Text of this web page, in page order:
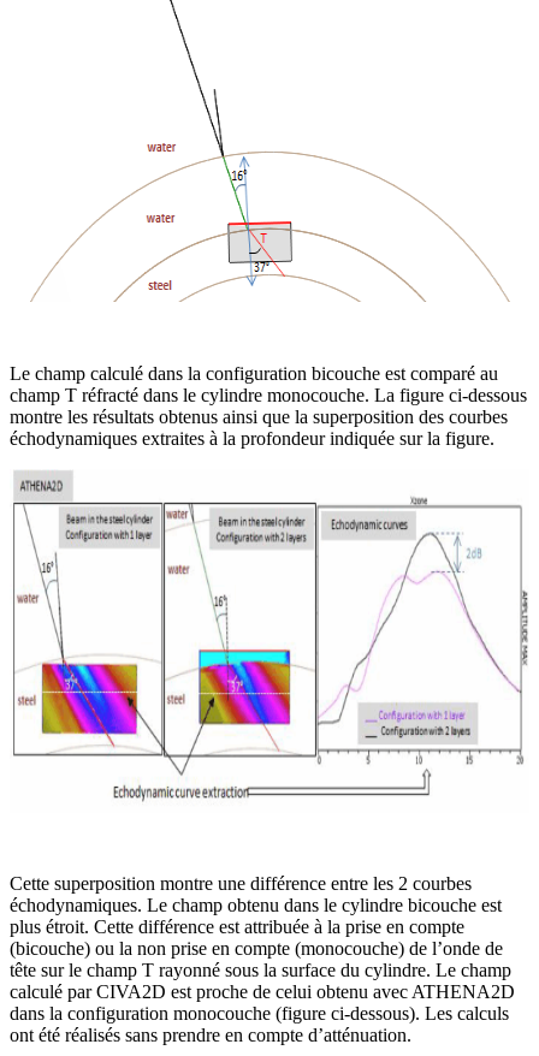
Le champ calculé dans la configuration bicouche est comparé au
champ T réfracté dans le cylindre monocouche. La figure ci-dessous
montre les résultats obtenus ainsi que la superposition des courbes
échodynamiques extraites à la profondeur indiquée sur la figure.
Cette superposition montre une différence entre les 2 courbes
échodynamiques. Le champ obtenu dans le cylindre bicouche est
plus étroit. Cette différence est attribuée à la prise en compte
(bicouche) ou la non prise en compte (monocouche) de l’onde de
tête sur le champ T rayonné sous la surface du cylindre. Le champ
calculé par CIVA2D est proche de celui obtenu avec ATHENA2D
dans la configuration monocouche (figure ci-dessous). Les calculs
ont été réalisés sans prendre en compte d’atténuation.